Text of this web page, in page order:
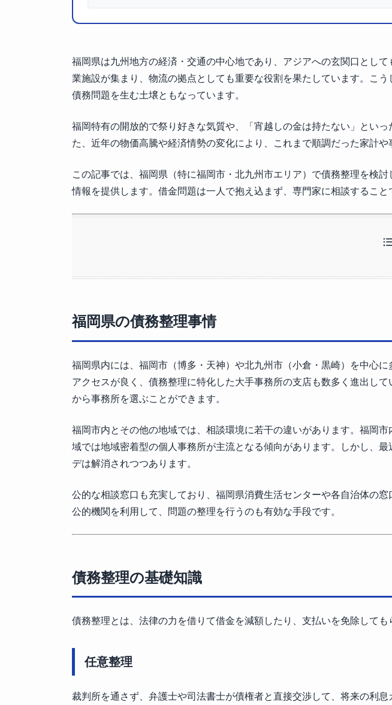
福岡県は九州地方の経済・交通の中心地であり、アジアへの玄関口とし
業施設が集まり、物流の拠点としても重要な役割を果たしています。こ
債務問題を生む土壌ともなっています。
福岡特有の開放的で祭り好きな気質や、「宵越しの金は持たない」とい
た、近年の物価高騰や経済情勢の変化により、これまで順調だった家計
この記事では、福岡県（特に福岡市・北九州市エリア）で債務整理を検
情報を提供します。借金問題は一人で抱え込まず、専門家に相談すること
福岡県の債務整理事情
福岡県内には、福岡市（博多・天神）や北九州市（小倉・黒崎）を中心
アクセスが良く、債務整理に特化した大手事務所の支店も数多く進出し
から事務所を選ぶことができます。
福岡市内とその他の地域では、相談環境に若干の違いがあります。福岡
域では地域密着型の個人事務所が主流となる傾向があります。しかし、
デは解消されつつあります。
公的な相談窓口も充実しており、福岡県消費生活センターや各自治体の
公的機関を利用して、問題の整理を行うのも有効な手段です。
債務整理の基礎知識
債務整理とは、法律の力を借りて借金を減額したり、支払いを免除して
任意整理
裁判所を通さず、弁護士や司法書士が債権者と直接交渉して、将来の利